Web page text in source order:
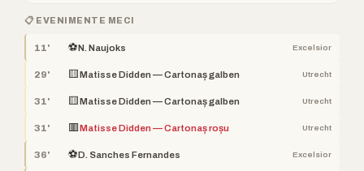
📋 EVENIMENTE MECI
11' ⚽N. Naujoks Excelsior
29' 🟨 Matisse Didden — Cartonaș galben Utrecht
31' 🟨 Matisse Didden — Cartonaș galben Utrecht
31' 🟥Matisse Didden — Cartonaș roșu Utrecht
36' ⚽D. Sanches Fernandes Excelsior